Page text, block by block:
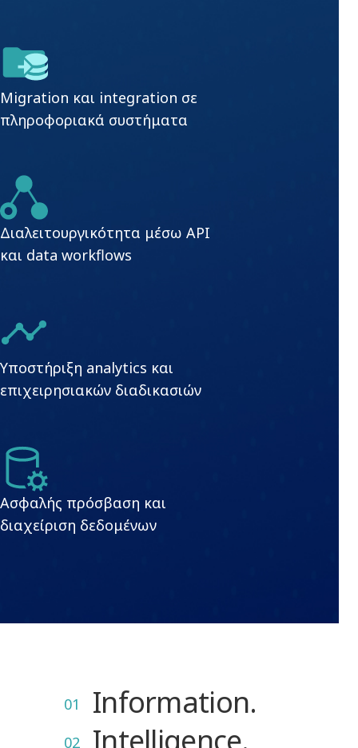
Migration και integration σε
πληροφοριακά συστήματα
Διαλειτουργικότητα μέσω API
και data workflows
Υποστήριξη analytics και
επιχειρησιακών διαδικασιών
Ασφαλής πρόσβαση και
διαχείριση δεδομένων
01 Information.
02